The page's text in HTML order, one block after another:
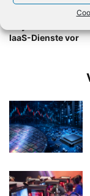
Acronis stellt
IaaS-Dienste vor